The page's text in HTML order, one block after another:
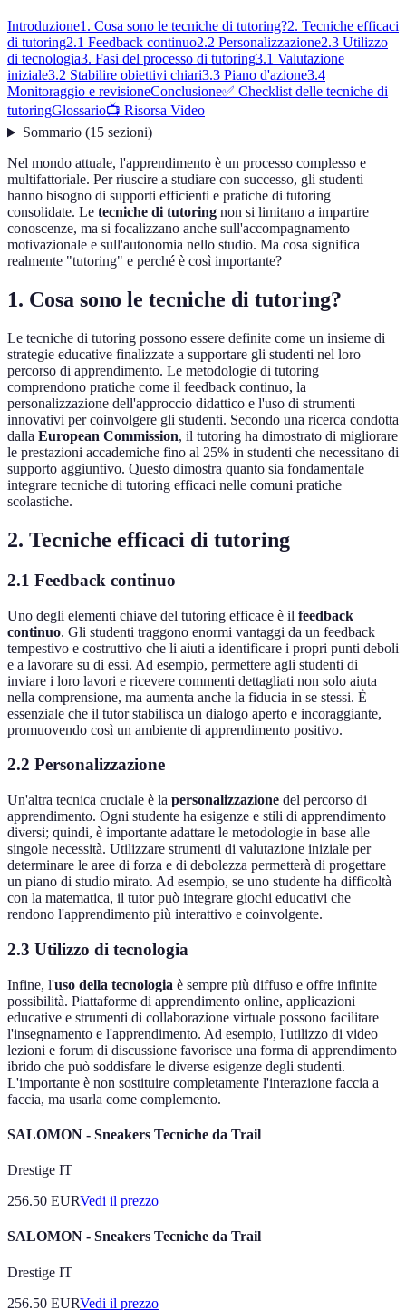
Introduzione1. Cosa sono le tecniche di tutoring?2. Tecniche efficaci
di tutoring2.1 Feedback continuo2.2 Personalizzazione2.3 Utilizzo
di tecnologia3. Fasi del processo di tutoring3.1 Valutazione
iniziale3.2 Stabilire obiettivi chiari3.3 Piano d'azione3.4
Monitoraggio e revisioneConclusione✅ Checklist delle tecniche di
tutoringGlossario📺 Risorsa Video
Sommario(15 sezioni)
Nel mondo attuale, l'apprendimento è un processo complesso e
multifattoriale. Per riuscire a studiare con successo, gli studenti
hanno bisogno di supporti efficienti e pratiche di tutoring
consolidate. Le tecniche di tutoring non si limitano a impartire
conoscenze, ma si focalizzano anche sull'accompagnamento
motivazionale e sull'autonomia nello studio. Ma cosa significa
realmente "tutoring" e perché è così importante?
1. Cosa sono le tecniche di tutoring?
Le tecniche di tutoring possono essere definite come un insieme di
strategie educative finalizzate a supportare gli studenti nel loro
percorso di apprendimento. Le metodologie di tutoring
comprendono pratiche come il feedback continuo, la
personalizzazione dell'approccio didattico e l'uso di strumenti
innovativi per coinvolgere gli studenti. Secondo una ricerca condotta
dalla European Commission, il tutoring ha dimostrato di migliorare
le prestazioni accademiche fino al 25% in studenti che necessitano di
supporto aggiuntivo. Questo dimostra quanto sia fondamentale
integrare tecniche di tutoring efficaci nelle comuni pratiche
scolastiche.
2. Tecniche efficaci di tutoring
2.1 Feedback continuo
Uno degli elementi chiave del tutoring efficace è il feedback
continuo. Gli studenti traggono enormi vantaggi da un feedback
tempestivo e costruttivo che li aiuti a identificare i propri punti deboli
e a lavorare su di essi. Ad esempio, permettere agli studenti di
inviare i loro lavori e ricevere commenti dettagliati non solo aiuta
nella comprensione, ma aumenta anche la fiducia in se stessi. È
essenziale che il tutor stabilisca un dialogo aperto e incoraggiante,
promuovendo così un ambiente di apprendimento positivo.
2.2 Personalizzazione
Un'altra tecnica cruciale è la personalizzazione del percorso di
apprendimento. Ogni studente ha esigenze e stili di apprendimento
diversi; quindi, è importante adattare le metodologie in base alle
singole necessità. Utilizzare strumenti di valutazione iniziale per
determinare le aree di forza e di debolezza permetterà di progettare
un piano di studio mirato. Ad esempio, se uno studente ha difficoltà
con la matematica, il tutor può integrare giochi educativi che
rendono l'apprendimento più interattivo e coinvolgente.
2.3 Utilizzo di tecnologia
Infine, l'uso della tecnologia è sempre più diffuso e offre infinite
possibilità. Piattaforme di apprendimento online, applicazioni
educative e strumenti di collaborazione virtuale possono facilitare
l'insegnamento e l'apprendimento. Ad esempio, l'utilizzo di video
lezioni e forum di discussione favorisce una forma di apprendimento
ibrido che può soddisfare le diverse esigenze degli studenti.
L'importante è non sostituire completamente l'interazione faccia a
faccia, ma usarla come complemento.
SALOMON - Sneakers Tecniche da Trail
Drestige IT
256.50 EURVedi il prezzo
SALOMON - Sneakers Tecniche da Trail
Drestige IT
256.50 EURVedi il prezzo